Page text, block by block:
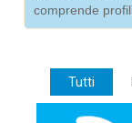
comprende
Tutti